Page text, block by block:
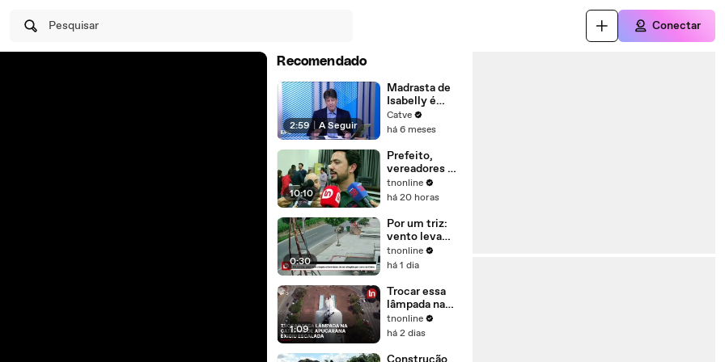
Pesquisar Conectar
Recomendado
2:59 | A Seguir
Madrasta de
Isabelly é
ouvida
novamente
em Cascavel
Catve
há 6 meses
10:10
Prefeito,
vereadores e
moradores
debatem
de R$ 30
milhões em
Apucarana
tnonline
há 20 horas
0:30
Por um triz:
vento leva
chapéu e livra
idoso de ser
carro na China
tnonline
há 1 dia
1:09
Trocar essa
lâmpada na
Catedral de
Apucarana
escalada a 50
tnonline
há 2 dias